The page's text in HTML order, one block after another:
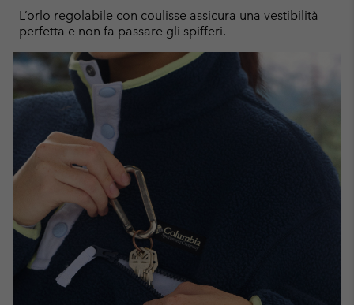
L’orlo regolabile con coulisse assicura una vestibilità
perfetta e non fa passare gli spifferi.